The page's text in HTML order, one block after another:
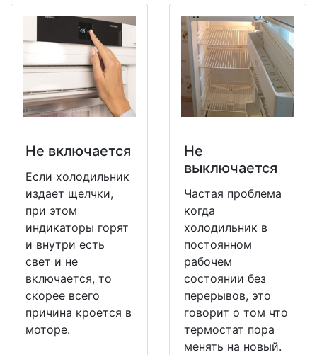
Не включается
Если холодильник
издает щелчки,
при этом
индикаторы горят
и внутри есть
свет и не
включается, то
скорее всего
причина кроется в
моторе.
Не
выключается
Частая проблема
когда
холодильник в
постоянном
рабочем
состоянии без
перерывов, это
говорит о том что
термостат пора
менять на новый.